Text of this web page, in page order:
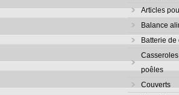
Articles
Balance
Batterie de
poêles
Couverts